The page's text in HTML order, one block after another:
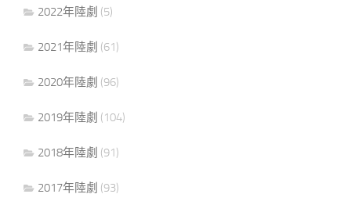
2022年陸劇 (5)
2021年陸劇 (61)
2020年陸劇 (96)
2019年陸劇 (104)
2018年陸劇 (91)
2017年陸劇 (93)